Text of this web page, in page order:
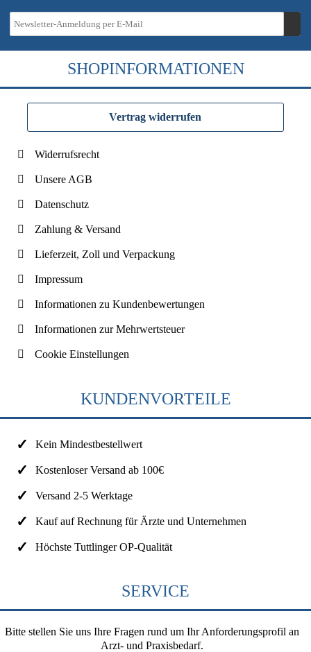
SHOPINFORMATIONEN
Vertrag widerrufen
Widerrufsrecht
Unsere AGB
Datenschutz
Zahlung & Versand
Lieferzeit, Zoll und Verpackung
Impressum
Informationen zu Kundenbewertungen
Informationen zur Mehrwertsteuer
Cookie Einstellungen
KUNDENVORTEILE
Kein Mindestbestellwert
Kostenloser Versand ab 100€
Versand 2-5 Werktage
Kauf auf Rechnung für Ärzte und Unternehmen
Höchste Tuttlinger OP-Qualität
SERVICE
Bitte stellen Sie uns Ihre Fragen rund um Ihr Anforderungsprofil an
Arzt- und Praxisbedarf.